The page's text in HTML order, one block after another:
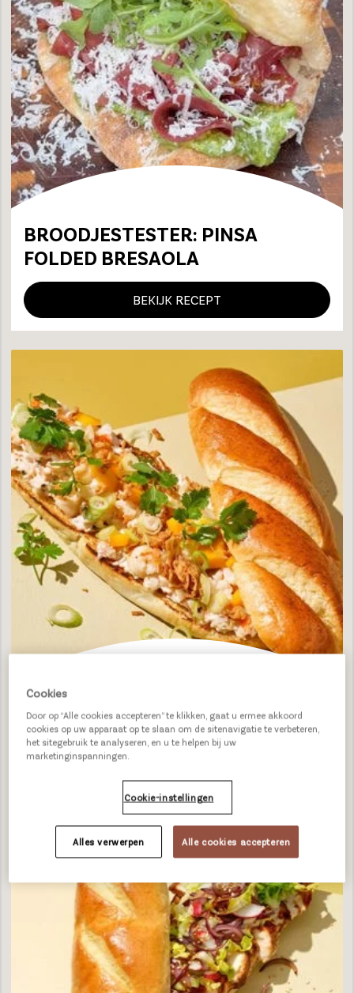
BROODJESTESTER: PINSA
FOLDED BRESAOLA
BEKIJK RECEPT
CRISPY CRAB POTATO BAGUETTE
BEKIJK RECEPT
Cookies
Door op “Alle cookies accepteren” te klikken, gaat u ermee akkoord
cookies op uw apparaat op te slaan om de sitenavigatie te verbeteren,
het sitegebruik te analyseren, en u te helpen bij uw
marketinginspanningen.
Cookie-instellingen
Alles verwerpen Alle cookies accepteren